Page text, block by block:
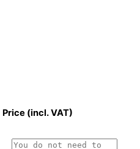
Price (incl. VAT)